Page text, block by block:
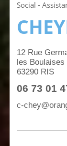
Social -
12 Rue
les Boulaises
63290 RIS
06 73 01
c-chey@